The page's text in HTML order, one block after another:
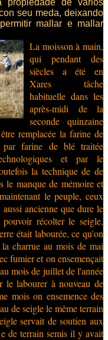
propiedade de varios
seu meda, deixando
mallar e mallar
La moisson à main,
qui pendant des
siècles a été en
Xares tâche
habituelle dans les
après-midi de la
seconde quinzaine
remplacée la farine de
par farine de blé traitée
et par le
la technique de de
le manque de mémoire et
le peuple, ceux
ancienne que dure le
récolter le seigle,
était labourée, ce qu'on
charrue au mois de mai
fumier et on ensemençait
mois de juillet de l'année
le labourer à nouveau de
mois on ensemence des
de seigle le même terrain
servait de soutien aux
de terrain semis il y avait